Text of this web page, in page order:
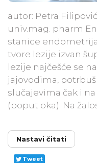
autor: Petra
univ.mag. pharm
stanice
tvore lezije izvan
lezije najčešće se
jajovodima,
slučajevima čak i
(poput oka). Na
Nastavi čitati
Tweet